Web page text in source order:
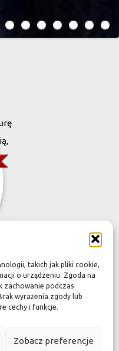
takich jak pliki cookie,
o urządzeniu. Zgoda na
zachowanie podczas
wyrażenia zgody lub
cechy i funkcje.
Zobacz preferencje